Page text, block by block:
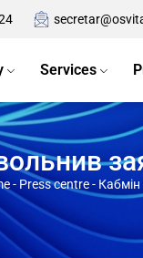
Services
- Press centre- Кабмін